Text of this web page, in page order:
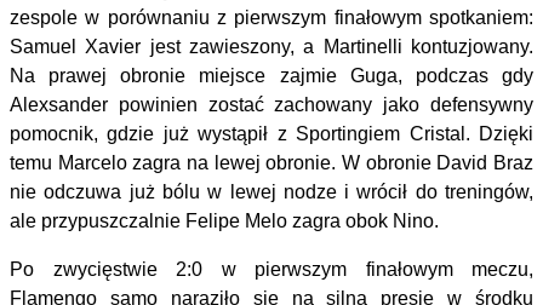
zespole w porównaniu z pierwszym finałowym spotkaniem:
Samuel Xavier jest zawieszony, a Martinelli kontuzjowany.
Na prawej obronie miejsce zajmie Guga, podczas gdy
Alexsander powinien zostać zachowany jako defensywny
pomocnik, gdzie już wystąpił z Sportingiem Cristal. Dzięki
temu Marcelo zagra na lewej obronie. W obronie David Braz
nie odczuwa już bólu w lewej nodze i wrócił do treningów,
ale przypuszczalnie Felipe Melo zagra obok Nino.
Po zwycięstwie 2:0 w pierwszym finałowym meczu,
Flamengo samo naraziło się na silną presję w środku